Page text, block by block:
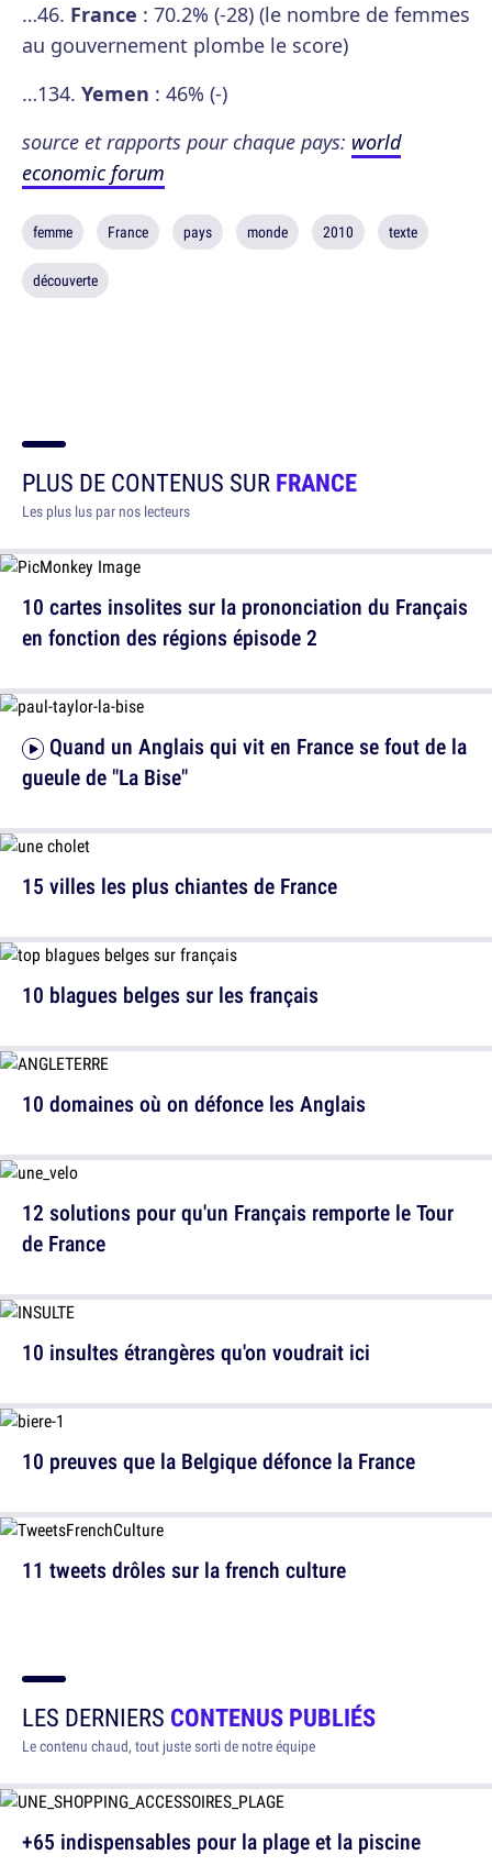
…46. France : 70.2% (-28) (le nombre de femmes
au gouvernement plombe le score)
…134. Yemen : 46% (-)
source et rapports pour chaque pays: world
economic forum
femme France pays monde 2010 texte
découverte
PLUS DE CONTENUS SURFRANCE
Les plus lus par nos lecteurs
10 cartes insolites sur la prononciation du Français
en fonction des régions épisode 2
15 villes les plus chiantes de France
10 domaines où on défonce les Anglais
10 insultes étrangères qu'on voudrait ici
11 tweets drôles sur la french culture
gueule de "La Bise"
10 blagues belges sur les français
12 solutions pour qu'un Français remporte le Tour
de France
10 preuves que la Belgique défonce la France
LES DERNIERS CONTENUS PUBLIÉS
Le contenu chaud, tout juste sorti de notre équipe
+65 indispensables pour la plage et la piscine